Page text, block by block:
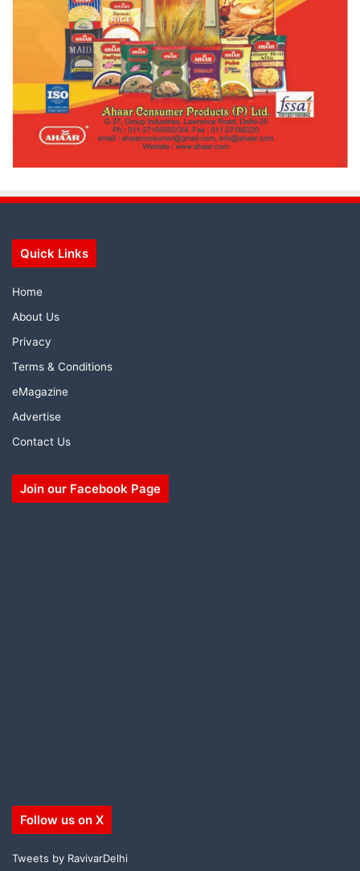
Quick Links
Home
About Us
Privacy
Terms & Conditions
eMagazine
Advertise
Contact Us
Join our Facebook Page
Follow us on X
Tweets by RavivarDelhi